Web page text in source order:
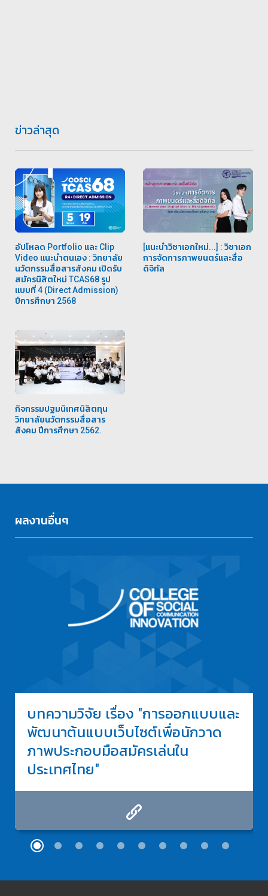
ข่าวล่าสุด
อัปโหลด Portfolio และ Clip
Video แนะนำตนเอง : วิทยาลัย
นวัตกรรมสื่อสารสังคม เปิดรับ
สมัครนิสิตใหม่ TCAS68 รูป
แบบที่ 4 (Direct Admission)
ปีการศึกษา 2568
[แนะนำวิชาเอกใหม่...] : วิชาเอก
การจัดการภาพยนตร์และสื่อ
ดิจิทัล
กิจกรรมปฐมนิเทศนิสิตทุน
วิทยาลัยนวัตกรรมสื่อสาร
สังคม ปีการศึกษา 2562.
ผลงานอื่นๆ
บทความวิจัย เรื่อง "การออกแบบและ
พัฒนาต้นแบบเว็บไซต์เพื่อนักวาด
ภาพประกอบมือสมัครเล่นใน
ประเทศไทย"